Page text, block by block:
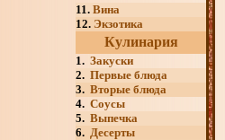
11. Вина
12. Экзотика
Кулинария
1. Закуски
2. Первые блюда
3. Вторые блюда
4. Соусы
5. Выпечка
6. Десерты